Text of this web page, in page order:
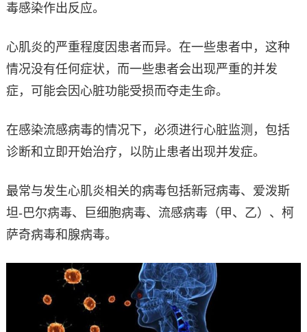
毒感染作出反应。
心肌炎的严重程度因患者而异。在一些患者中，这种
情况没有任何症状，而一些患者会出现严重的并发
症，可能会因心脏功能受损而夺走生命。
在感染流感病毒的情况下，必须进行心脏监测，包括
诊断和立即开始治疗，以防止患者出现并发症。
最常与发生心肌炎相关的病毒包括新冠病毒、爱泼斯
坦-巴尔病毒、巨细胞病毒、流感病毒（甲、乙）、柯
萨奇病毒和腺病毒。